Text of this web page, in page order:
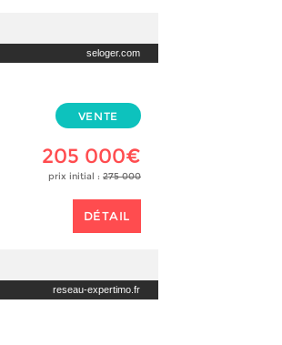
seloger.com
VENTE
205 000€
prix initial : 275 000
DÉTAIL
reseau-expertimo.fr